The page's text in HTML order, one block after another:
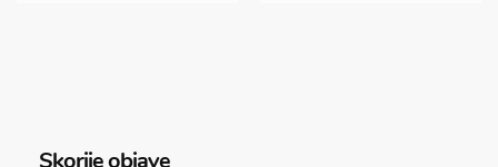
Skorije objave